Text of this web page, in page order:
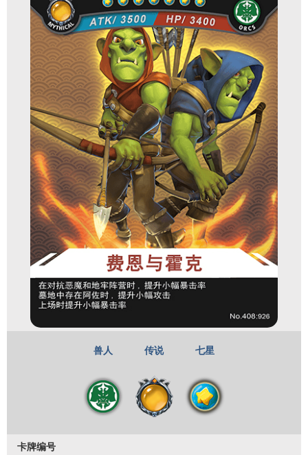
兽人 传说 七星
卡牌编号